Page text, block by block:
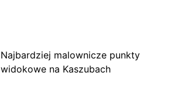
Najbardziej malownicze punkty
widokowe na Kaszubach